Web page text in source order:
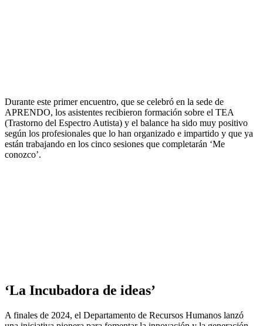
Durante este primer encuentro, que se celebró en la sede de
APRENDO, los asistentes recibieron formación sobre el TEA
(Trastorno del Espectro Autista) y el balance ha sido muy positivo
según los profesionales que lo han organizado e impartido y que ya
están trabajando en los cinco sesiones que completarán ‘Me
conozco’.
‘La Incubadora de ideas’
A finales de 2024, el Departamento de Recursos Humanos lanzó